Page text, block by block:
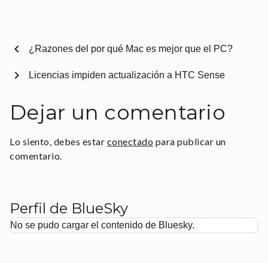
chevron_left ¿Razones del por qué Mac es mejor que el PC?
Licencias impiden actualización a HTC Sense
chevron_right
Dejar un comentario
Lo siento, debes estar conectado para publicar un
comentario.
Perfil de BlueSky
No se pudo cargar el contenido de Bluesky.